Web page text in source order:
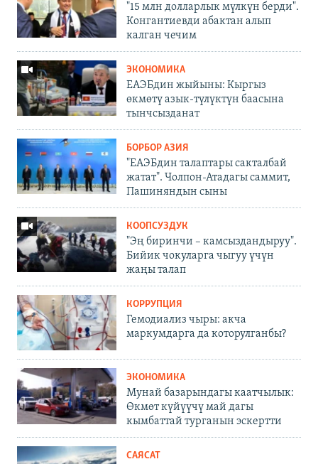
"15 млн долларлык мүлкүн берди".
Конгантиевди абактан алып
калган чечим
ЭКОНОМИКА
ЕАЭБдин жыйыны: Кыргыз
өкмөтү азык-түлүктүн баасына
тынчсызданат
БОРБОР АЗИЯ
"ЕАЭБдин талаптары сакталбай
жатат". Чолпон-Атадагы саммит,
Пашиняндын сыны
КООПСУЗДУК
"Эң биринчи – камсыздандыруу".
Бийик чокуларга чыгуу үчүн
жаңы талап
КОРРУПЦИЯ
Гемодиализ чыры: акча
маркумдарга да которулганбы?
ЭКОНОМИКА
Мунай базарындагы каатчылык:
Өкмөт күйүүчү май дагы
кымбаттай турганын эскертти
САЯСАТ